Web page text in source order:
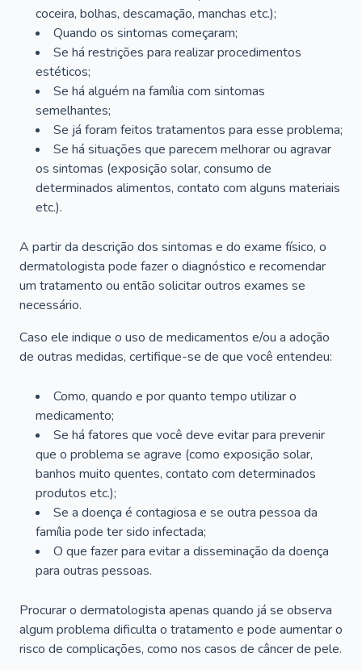
coceira, bolhas, descamação, manchas etc.);
Quando os sintomas começaram;
Se há restrições para realizar procedimentos
estéticos;
Se há alguém na família com sintomas
semelhantes;
Se já foram feitos tratamentos para esse problema;
Se há situações que parecem melhorar ou agravar
os sintomas (exposição solar, consumo de
determinados alimentos, contato com alguns materiais
etc.).
A partir da descrição dos sintomas e do exame físico, o
dermatologista pode fazer o diagnóstico e recomendar
um tratamento ou então solicitar outros exames se
necessário.
Caso ele indique o uso de medicamentos e/ou a adoção
de outras medidas, certifique-se de que você entendeu:
Como, quando e por quanto tempo utilizar o
medicamento;
Se há fatores que você deve evitar para prevenir
que o problema se agrave (como exposição solar,
banhos muito quentes, contato com determinados
produtos etc.);
Se a doença é contagiosa e se outra pessoa da
família pode ter sido infectada;
O que fazer para evitar a disseminação da doença
para outras pessoas.
Procurar o dermatologista apenas quando já se observa
algum problema dificulta o tratamento e pode aumentar o
risco de complicações, como nos casos de câncer de pele.